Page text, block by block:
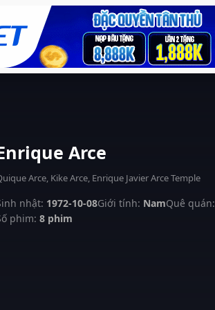
Arce
Arce, Kike Arce, Enrique Javier Arce Temple
nhật: 1972-10-08Giới tính: NamQuê quán:
phim: 8 phim